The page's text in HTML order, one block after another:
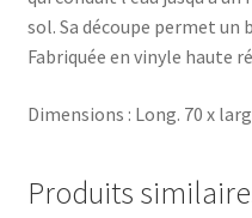
sol. Sa découpe permet un
Fabriquée en vinyle haute
Dimensions : Long. 70 x
Produits